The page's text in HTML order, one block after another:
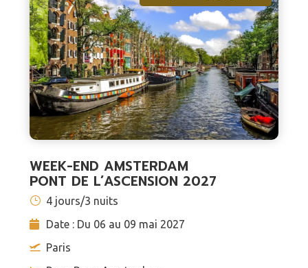
WEEK-END AMSTERDAM
PONT DE L’ASCENSION 2027
4 jours/3 nuits
Date : Du 06 au 09 mai 2027
Paris